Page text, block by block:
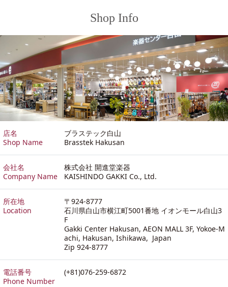
Shop Info
店名
Shop Name
ブラステック白山
Brasstek Hakusan
会社名
Company Name
株式会社 開進堂楽器
KAISHINDO GAKKI Co., Ltd.
所在地
Location
〒924-8777
石川県白山市横江町5001番地 イオンモール白山3
F
Gakki Center Hakusan, AEON MALL 3F, Yokoe-M
achi, Hakusan, Ishikawa, Japan
Zip 924-8777
電話番号
Phone Number
(+81)076-259-6872